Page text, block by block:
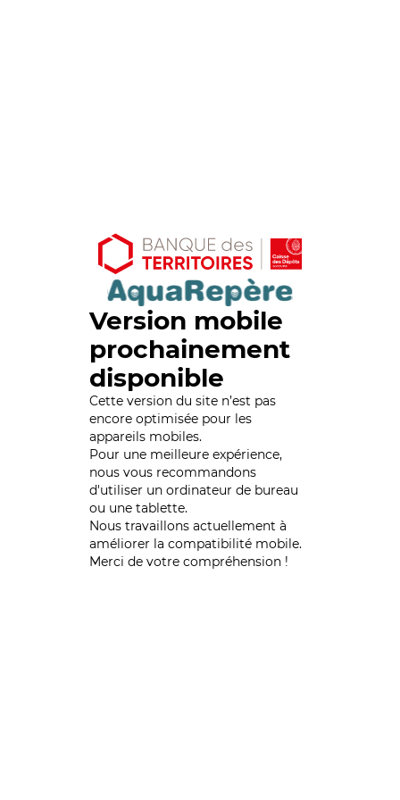
Version mobile
prochainement
disponible
Cette version du site n’est pas
encore optimisée pour les
appareils mobiles.
Pour une meilleure expérience,
nous vous recommandons
d'utiliser un ordinateur de bureau
ou une tablette.
Nous travaillons actuellement à
améliorer la compatibilité mobile.
Merci de votre compréhension !